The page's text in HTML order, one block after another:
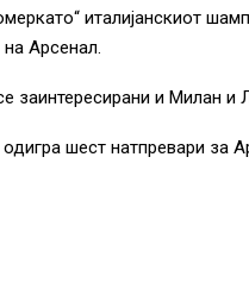
италијанскиот
Арсенал.
заинтересирани и Милан и
шест натпревари за